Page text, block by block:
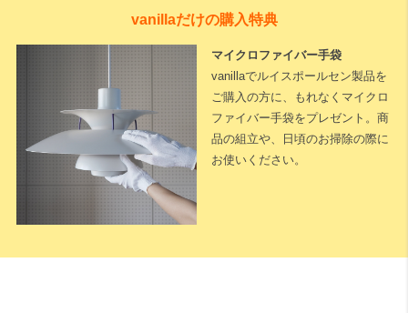
vanillaだけの購入特典
マイクロファイバー手袋
vanillaでルイスポールセン製品を
ご購入の方に、もれなくマイクロ
ファイバー手袋をプレゼント。商
品の組立や、日頃のお掃除の際に
お使いください。